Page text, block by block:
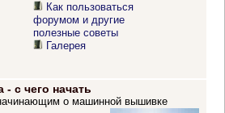
Как пользоваться
форумом и другие
полезные советы
Галерея
с чего начать
о машинной вышивке